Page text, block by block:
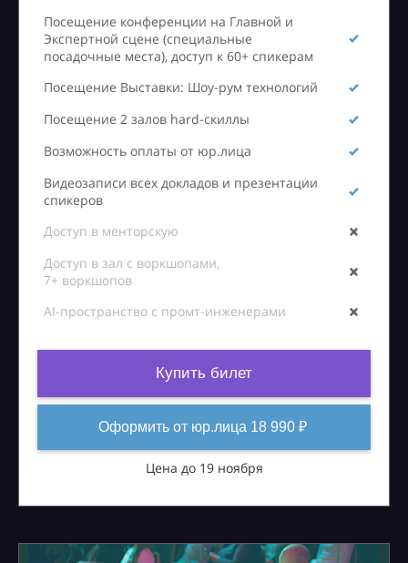
Посещение конференции на Главной и
Экспертной сцене (специальные
посадочные места), доступ к 60+ спикерам
Посещение Выставки: Шоу-рум технологий
Посещение 2 залов hard-скиллы
Возможность оплаты от юр.лица
Видеозаписи всех докладов и презентации
спикеров
Доступ в менторскую
Доступ в зал с воркшопами,
7+ воркшопов
AI-пространство с промт-инженерами
Купить билет
Оформить от юр.лица 18 990 ₽
Цена до 19 ноября